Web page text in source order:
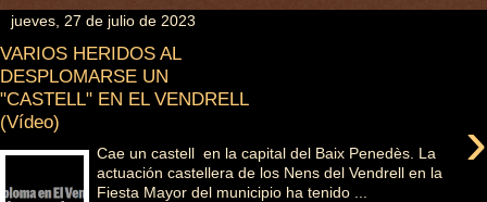
jueves, 27 de julio de 2023
VARIOS HERIDOS AL
DESPLOMARSE UN
"CASTELL" EN EL VENDRELL
(Vídeo)
›
Cae un castell en la capital del Baix Penedès. La
actuación castellera de los Nens del Vendrell en la
Fiesta Mayor del municipio ha tenido ...